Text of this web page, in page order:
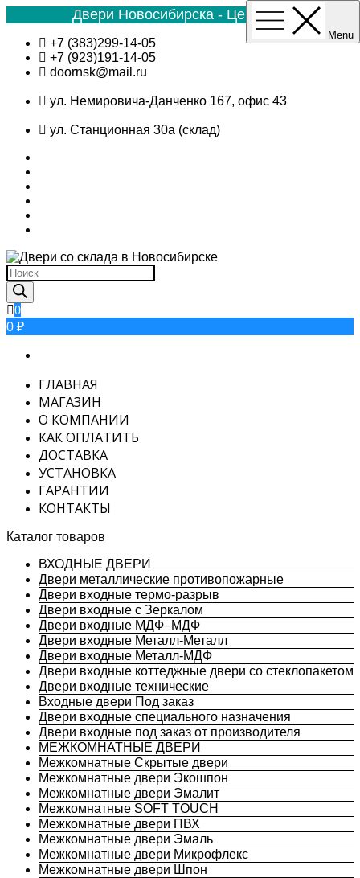
Двери Новосибирска - Цена №1
Skip
content
+7 (383)299-14-05
+7 (923)191-14-05
doornsk@mail.ru
ул. Немировича-Данченко 167, офис 43
ул. Станционная 30а (склад)
Поиск
товаров
0
0 ₽
Menu
ГЛАВНАЯ
МАГАЗИН
О КОМПАНИИ
КАК ОПЛАТИТЬ
ДОСТАВКА
УСТАНОВКА
ГАРАНТИИ
КОНТАКТЫ
Каталог товаров
ВХОДНЫЕ ДВЕРИ
Двери металлические противопожарные
Двери входные термо-разрыв
Двери входные с Зеркалом
Двери входные МДФ–МДФ
Двери входные Металл-Металл
Двери входные Металл-МДФ
Двери входные коттеджные двери со стеклопакетом
Двери входные технические
Входные двери Под заказ
Двери входные специального назначения
Двери входные под заказ от производителя
МЕЖКОМНАТНЫЕ ДВЕРИ
Межкомнатные Скрытые двери
Межкомнатные двери Экошпон
Межкомнатные двери Эмалит
Межкомнатные SOFT TOUCH
Межкомнатные двери ПВХ
Межкомнатные двери Эмаль
Межкомнатные двери Микрофлекс
Межкомнатные двери Шпон